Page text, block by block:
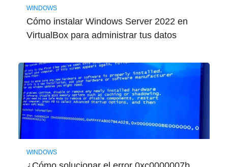
WINDOWS
Cómo instalar Windows Server 2022 en
VirtualBox para administrar tus datos
WINDOWS